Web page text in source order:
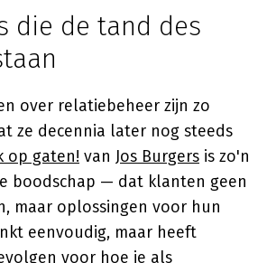
die de tand des
over relatiebeheer zijn zo
ze decennia later nog steeds
op gaten! van Jos Burgers is zo'n
boodschap — dat klanten geen
maar oplossingen voor hun
eenvoudig, maar heeft
voor hoe je als